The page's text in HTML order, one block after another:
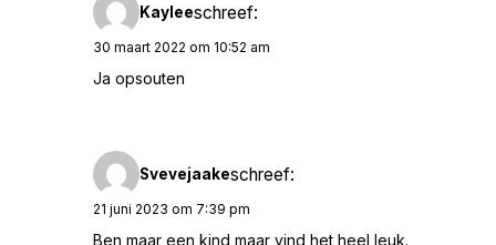
Kayleeschreef:
30 maart 2022 om 10:52 am
Ja opsouten
Svevejaakeschreef:
21 juni 2023 om 7:39 pm
Ben maar een kind maar vind het heel leuk.